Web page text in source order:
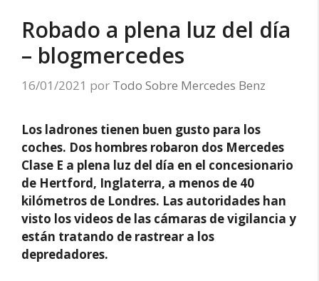
Robado a plena luz del día
– blogmercedes
16/01/2021 por Todo Sobre Mercedes Benz
Los ladrones tienen buen gusto para los
coches. Dos hombres robaron dos Mercedes
Clase E a plena luz del día en el concesionario
de Hertford, Inglaterra, a menos de 40
kilómetros de Londres. Las autoridades han
visto los videos de las cámaras de vigilancia y
están tratando de rastrear a los
depredadores.